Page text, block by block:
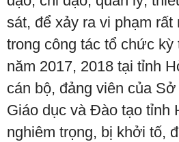
sát, để xảy ra vi phạm rất
trong công tác tổ chức kỳ
năm 2017, 2018 tại tỉnh
cán bộ, đảng viên của
Giáo dục và Đào tạo tỉnh
nghiêm trọng, bị khởi tố,